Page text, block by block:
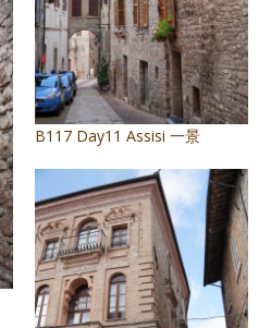
B117 Day11 Assisi 一景